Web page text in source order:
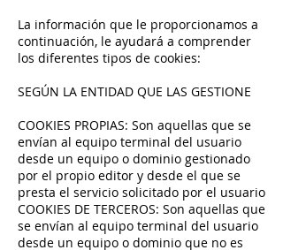
La información que le proporcionamos a
continuación, le ayudará a comprender
los diferentes tipos de cookies:
SEGÚN LA ENTIDAD QUE LAS GESTIONE
COOKIES PROPIAS: Son aquellas que se
envían al equipo terminal del usuario
desde un equipo o dominio gestionado
por el propio editor y desde el que se
presta el servicio solicitado por el usuario
COOKIES DE TERCEROS: Son aquellas que
se envían al equipo terminal del usuario
desde un equipo o dominio que no es